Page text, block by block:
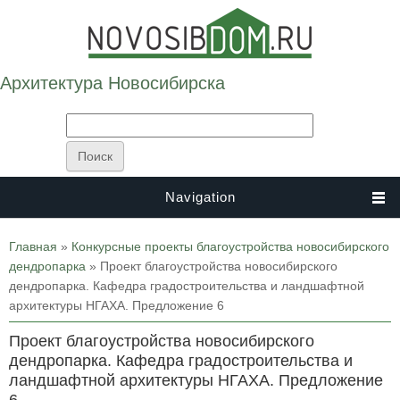
Архитектура Новосибирска
Navigation
Вы здесь
Главная » Конкурсные проекты благоустройства новосибирского
дендропарка » Проект благоустройства новосибирского
дендропарка. Кафедра градостроительства и ландшафтной
архитектуры НГАХА. Предложение 6
Проект благоустройства новосибирского
дендропарка. Кафедра градостроительства и
ландшафтной архитектуры НГАХА. Предложение